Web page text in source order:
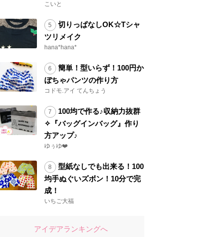
こいと
切りっぱなしOK☆Tシャ
ツリメイク
hana*hana*
簡単！型いらず！100円か
ぼちゃパンツの作り方
コドモ.アイ てんちょう
100均で作る♪収納力抜群
✧『バッグインバッグ』作り
方アップ♪
ゆぅゆ❤️
型紙なしでも出来る！100
均手ぬぐいズボン！10分で完
成！
いちご大福
アイデアランキングへ